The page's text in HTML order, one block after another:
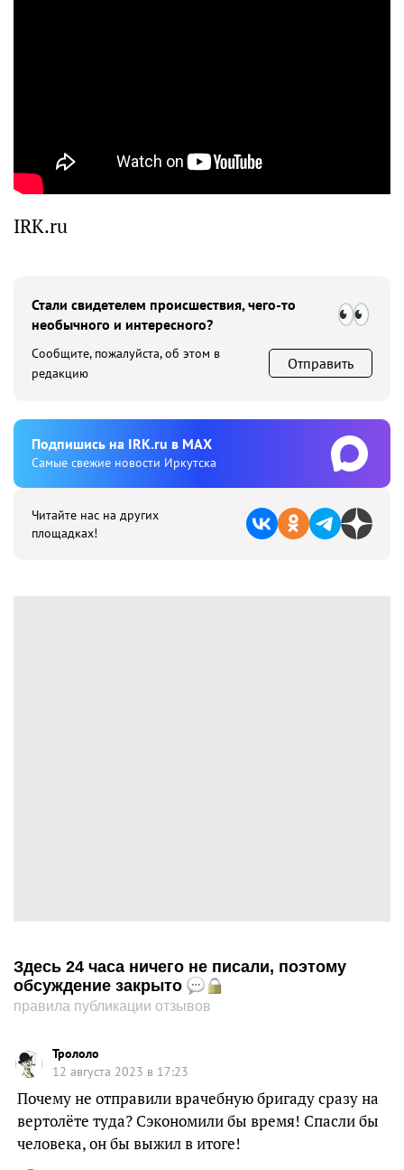
IRK.ru
Стали свидетелем происшествия, чего-то
необычного и интересного?
Сообщите, пожалуйста, об этом в
редакцию
Отправить
Подпишиcь на IRK.ru в MAX
Cамые свежие новости Иркутска
Читайте нас на других
площадках!
Здесь 24 часа ничего не писали, поэтому
обсуждение закрыто
правила публикации отзывов
Трололо
12 августа 2023 в 17:23
Почему не отправили врачебную бригаду сразу на
вертолёте туда? Сэкономили бы время! Спасли бы
человека, он бы выжил в итоге!